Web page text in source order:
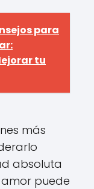
para
tu
más
absoluta
amor puede